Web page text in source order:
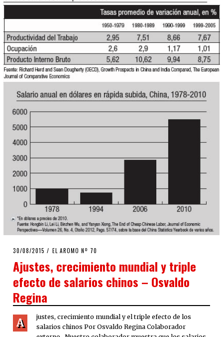
POSTED
30/08/2015 EL AROMO Nº 70
Ajustes, crecimiento mundial y triple
efecto de salarios chinos – Osvaldo
Regina
A
justes, crecimiento mundial y el triple efecto de los
salarios chinos Por Osvaldo Regina Colaborador